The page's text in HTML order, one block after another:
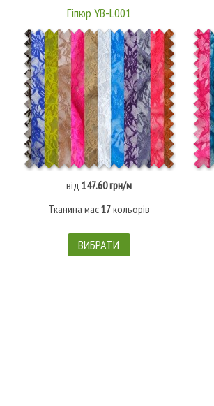
Гіпюр YB-L001
від 147.60 грн/м
Тканина має17кольорів
ВИБРАТИ